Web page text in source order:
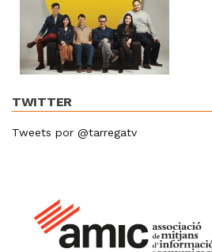
TWITTER
Tweets por @tarregatv